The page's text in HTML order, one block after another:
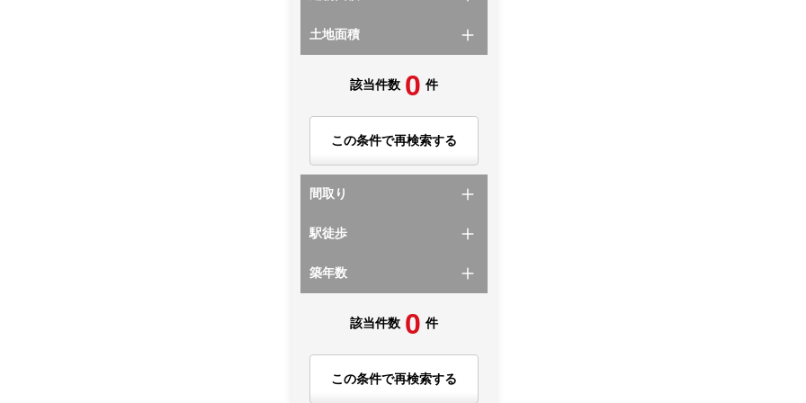
土地面積
該当件数 0 件
この条件で再検索する
間取り
駅徒歩
築年数
該当件数 0 件
この条件で再検索する